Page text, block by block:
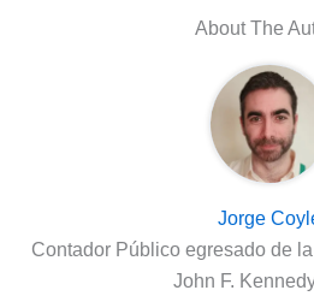
About The
Jorge
Contador Público egresado de
John F.